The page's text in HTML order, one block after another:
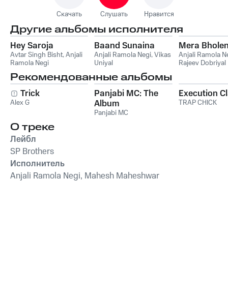
Скачать Слушать Нравится
Другие альбомы исполнителя
Hey Saroja
Avtar Singh Bisht,Anjali
Ramola Negi
Baand Sunaina
Anjali Ramola Negi,Vikas
Uniyal
Mera
Anjali Ramola
Rajeev Dobriyal
Рекомендованные альбомы
Trick
Alex G
Panjabi MC: The
Album
Panjabi MC
Execution
TRAP CHICK
О треке
Лейбл
SP Brothers
Исполнитель
Anjali Ramola Negi, Mahesh Maheshwar